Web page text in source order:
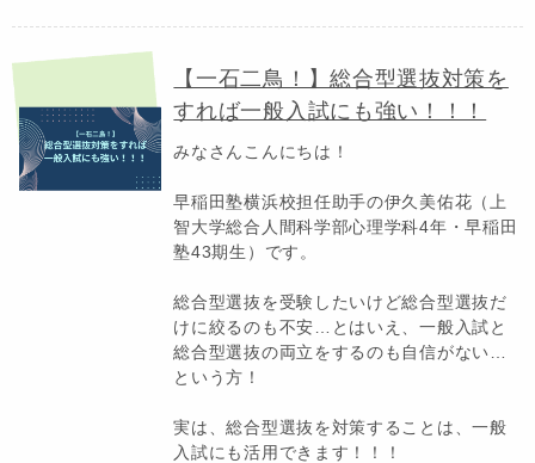
【一石二鳥！】総合型選抜対策を
すれば一般入試にも強い！！！
みなさんこんにちは！
早稲田塾横浜校担任助手の伊久美佑花（上
智大学総合人間科学部心理学科4年・早稲田
塾43期生）です。
総合型選抜を受験したいけど総合型選抜だ
けに絞るのも不安…とはいえ、一般入試と
総合型選抜の両立をするのも自信がない…
という方！
実は、総合型選抜を対策することは、一般
入試にも活用できます！！！